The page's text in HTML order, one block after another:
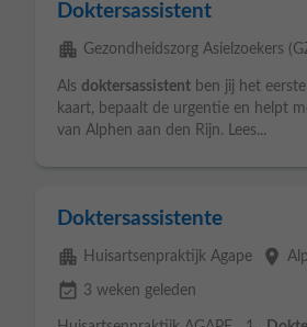
Doktersassistent
apartment Gezondheidszorg Asielzoekers
Als doktersassistent ben jij het
kaart, bepaalt de urgentie en helpt
van Alphen aan den Rijn. Lees...
Doktersassistente
apartment Huisartsenpraktijk Agape place
event_available 3 weken geleden